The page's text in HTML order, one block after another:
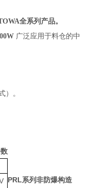
全系列产品。
广泛应用于料仓的中
）。
PRL 系列非防爆构造